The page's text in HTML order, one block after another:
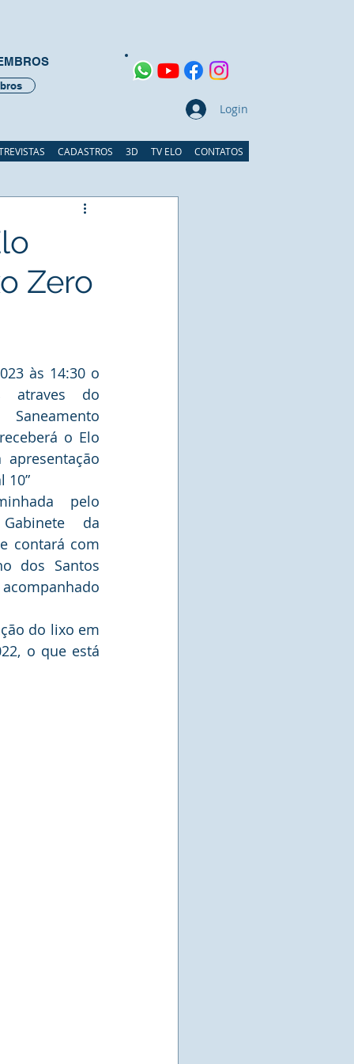
Login
Zero
às 14:30 o
atraves do
o Elo
10”
pelo
da
contará com
dos Santos
do lixo em
o que está
CADASTROS 3D TV ELO CONTATOS